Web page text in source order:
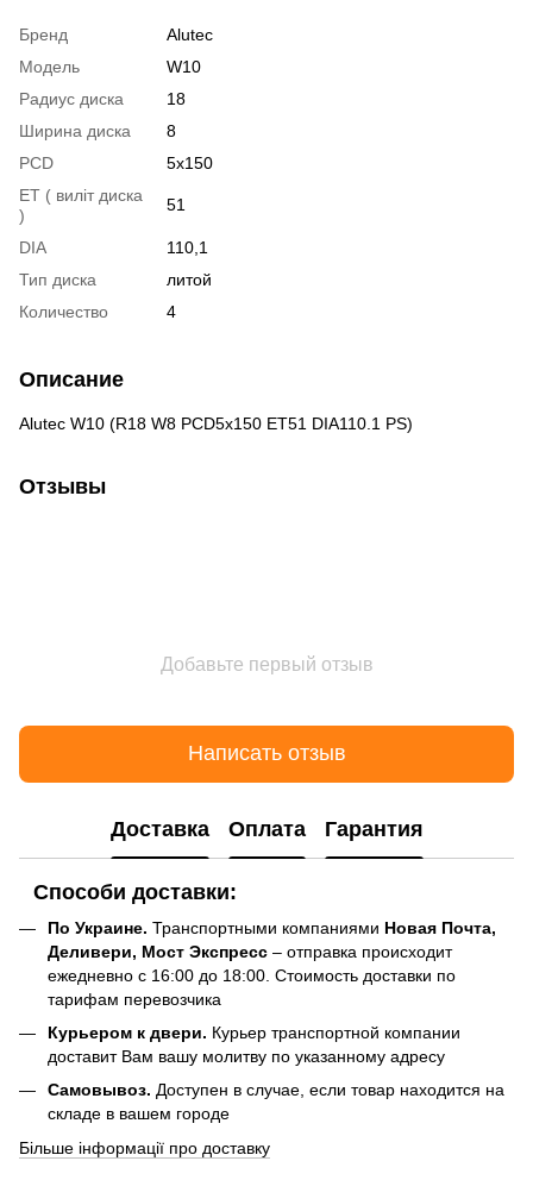
Бренд
Alutec
Модель
W10
Радиус диска
18
Ширина диска
8
PCD
5x150
ET ( виліт диска
)
51
DIA
110,1
Тип диска
литой
Количество
4
Описание
Alutec W10 (R18 W8 PCD5x150 ET51 DIA110.1 PS)
Отзывы
Добавьте первый отзыв
Написать отзыв
Доставка Оплата Гарантия
Способи доставки:
По Украине. Транспортными компаниями Новая Почта,
Деливери, Мост Экспресс – отправка происходит
ежедневно с 16:00 до 18:00. Стоимость доставки по
тарифам перевозчика
Курьером к двери. Курьер транспортной компании
доставит Вам вашу молитву по указанному адресу
Самовывоз. Доступен в случае, если товар находится на
складе в вашем городе
Більше інформації про доставку